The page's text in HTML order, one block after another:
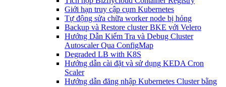
Giới hạn truy cập cụm Kubernetes
Tự động sửa chữa worker node bị hỏng
Backup và Restore cluster BKE với Velero
Hướng Dẫn Kiểm Tra và Debug Cluster
Autoscaler Qua ConfigMap
Degraded LB with K8S
Hướng dẫn cài đặt và sử dụng KEDA Cron
Scaler
Hướng dẫn đăng nhập Kubernetes Cluster bằng